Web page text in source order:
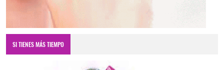
SI TIENES MÁS TIEMPO